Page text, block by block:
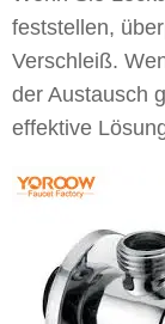
feststellen,
Verschleiß.
der Austausch
effektive